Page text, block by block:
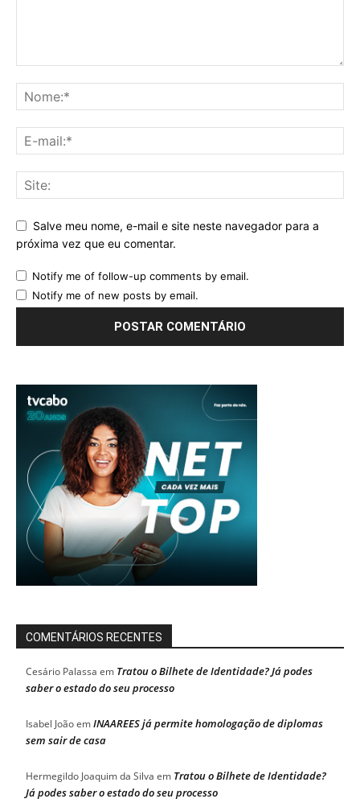
Salve meu nome, e-mail e site neste navegador para a
próxima vez que eu comentar.
Notify me of follow-up comments by email.
Notify me of new posts by email.
COMENTÁRIOS RECENTES
Cesário Palassa em Tratou o Bilhete de Identidade? Já podes
saber o estado do seu processo
Isabel JoãoemINAAREES já permite homologação de diplomas
sem sair de casa
Hermegildo Joaquim da Silva em Tratou o Bilhete de Identidade?
Já podes saber o estado do seu processo